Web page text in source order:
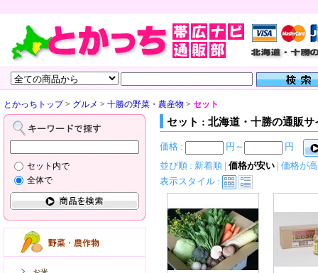
とかっちトップ> グルメ > 十勝の野菜・農産物 > セット
セット : 北海道・十勝の通販サ
価格 : 円～
円
並び順 : 新着順 | 価格が安い | 価格が
表示スタイル :
セット内で
全体で